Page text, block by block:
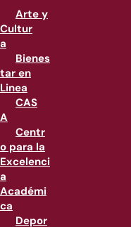
Arte y
Cultur
a
Bienes
tar en
Linea
CAS
A
Centr
o para la
Excelenci
a
Académi
ca
Depor